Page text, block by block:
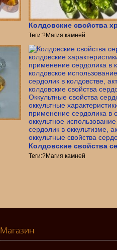
Колдовские свойства
Теги:?Магия камней
Колдовские свойства
Теги:?Магия камней
Магазин